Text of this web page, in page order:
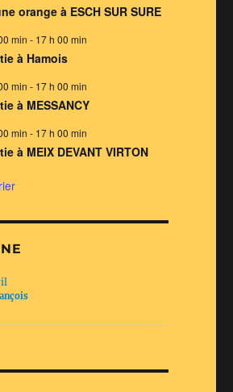
orange à ESCH SUR SURE
min - 17 h 00 min
à Hamois
min - 17 h 00 min
à MESSANCY
min - 17 h 00 min
à MEIX DEVANT VIRTON